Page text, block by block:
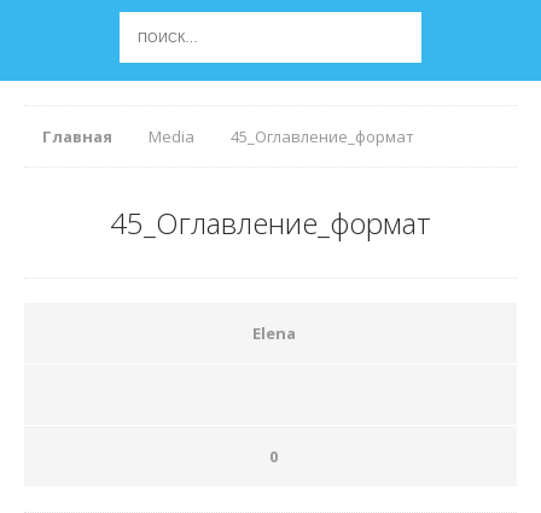
Главная Media 45_Оглавление_формат
45_Оглавление_формат
Elena
0